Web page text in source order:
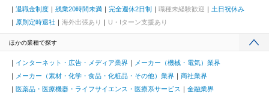
退職金制度
残業20時間未満 完全週休2日制 職種未経験歓迎
土日祝休み
原則定時退社
海外出張あり U・Iターン支援あり
ほかの業種で探す
インターネット・広告・メディア業界
メーカー（機械・電気）業界
メーカー（素材・化学・食品・化粧品・その他）業界
商社業界
医薬品・医療機器・ライフサイエンス・医療系サービス
金融業界